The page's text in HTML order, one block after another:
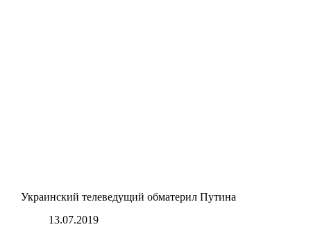
Украинский телеведущий обматерил Путина
13.07.2019